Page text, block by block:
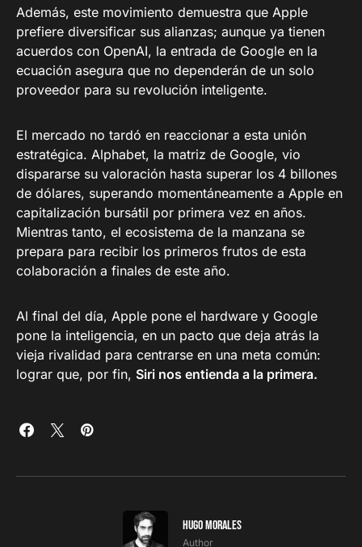
Además, este movimiento demuestra que Apple
prefiere diversificar sus alianzas; aunque ya tienen
acuerdos con OpenAI, la entrada de Google en la
ecuación asegura que no dependerán de un solo
proveedor para su revolución inteligente.
El mercado no tardó en reaccionar a esta unión
estratégica. Alphabet, la matriz de Google, vio
dispararse su valoración hasta superar los 4 billones
de dólares, superando momentáneamente a Apple en
capitalización bursátil por primera vez en años.
Mientras tanto, el ecosistema de la manzana se
prepara para recibir los primeros frutos de esta
colaboración a finales de este año.
Al final del día, Apple pone el hardware y Google
pone la inteligencia, en un pacto que deja atrás la
vieja rivalidad para centrarse en una meta común:
lograr que, por fin, Siri nos entienda a la primera.
Hugo Morales
Author